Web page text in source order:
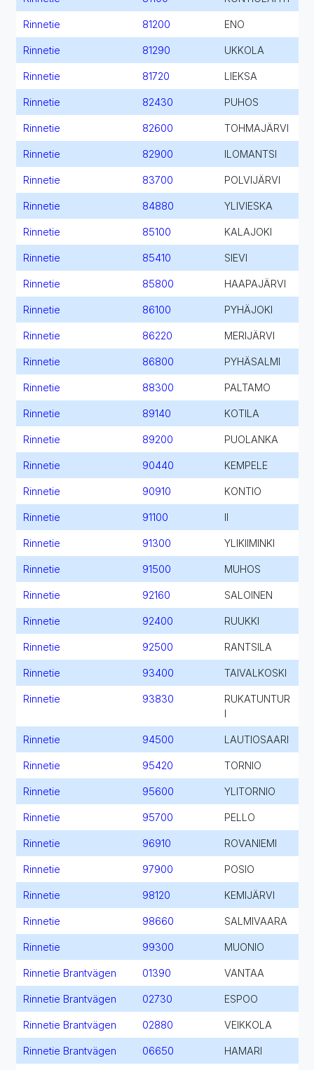
Rinnetie 81200 ENO
Rinnetie 81290 UKKOLA
Rinnetie 81720 LIEKSA
Rinnetie 82430 PUHOS
Rinnetie 82600 TOHMAJÄRVI
Rinnetie 82900 ILOMANTSI
Rinnetie 83700 POLVIJÄRVI
Rinnetie 84880 YLIVIESKA
Rinnetie 85100 KALAJOKI
Rinnetie 85410 SIEVI
Rinnetie 85800 HAAPAJÄRVI
Rinnetie 86100 PYHÄJOKI
Rinnetie 86220 MERIJÄRVI
Rinnetie 86800 PYHÄSALMI
Rinnetie 88300 PALTAMO
Rinnetie 89140 KOTILA
Rinnetie 89200 PUOLANKA
Rinnetie 90440 KEMPELE
Rinnetie 90910 KONTIO
Rinnetie 91100
Rinnetie 91300 YLIKIIMINKI
Rinnetie 91500 MUHOS
Rinnetie 92160 SALOINEN
Rinnetie 92400 RUUKKI
Rinnetie 92500 RANTSILA
Rinnetie 93400 TAIVALKOSKI
Rinnetie 93830
RUKATUNTUR
Rinnetie 94500 LAUTIOSAARI
Rinnetie 95420 TORNIO
Rinnetie 95600 YLITORNIO
Rinnetie 95700 PELLO
Rinnetie 96910 ROVANIEMI
Rinnetie 97900 POSIO
Rinnetie 98120 KEMIJÄRVI
Rinnetie 98660 SALMIVAARA
Rinnetie 99300 MUONIO
Rinnetie Brantvägen 01390 VANTAA
Rinnetie Brantvägen 02730 ESPOO
Rinnetie Brantvägen 02880 VEIKKOLA
Rinnetie Brantvägen 06650 HAMARI